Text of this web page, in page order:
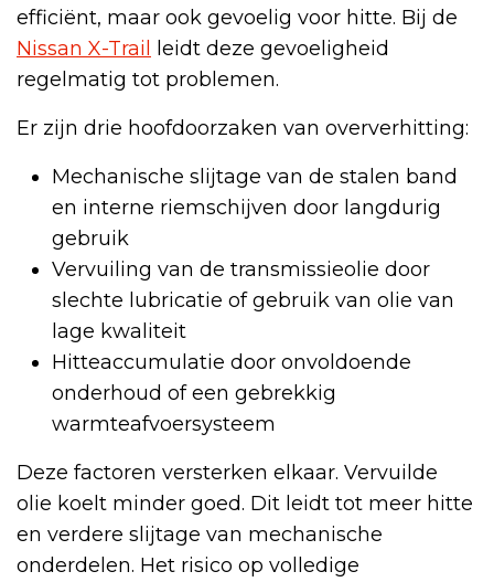
efficiënt, maar ook gevoelig voor hitte. Bij de
Nissan X-Trail leidt deze gevoeligheid
regelmatig tot problemen.
Er zijn drie hoofdoorzaken van oververhitting:
Mechanische slijtage van de stalen band
en interne riemschijven door langdurig
gebruik
Vervuiling van de transmissieolie door
slechte lubricatie of gebruik van olie van
lage kwaliteit
Hitteaccumulatie door onvoldoende
onderhoud of een gebrekkig
warmteafvoersysteem
Deze factoren versterken elkaar. Vervuilde
olie koelt minder goed. Dit leidt tot meer hitte
en verdere slijtage van mechanische
onderdelen. Het risico op volledige